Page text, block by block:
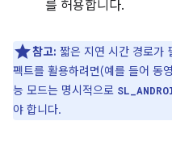
를 허용합니다.
참고: 짧은 지연 시간 경로가
펙트를 활용하려면(예를 들어 동
능 모드는 명시적으로
야 합니다.